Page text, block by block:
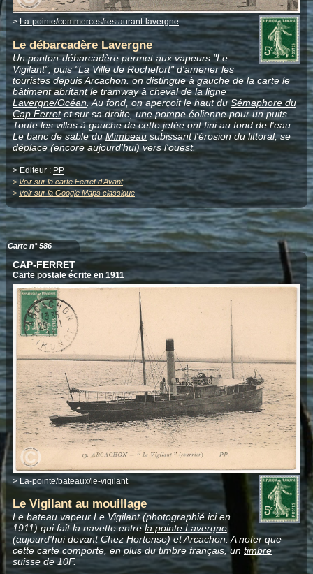
>La-pointe/commerces/restaurant-lavergne
Le débarcadère Lavergne
Un ponton-débarcadère permet aux vapeurs "Le
Vigilant", puis "La Ville de Rochefort" d'amener les
touristes depuis Arcachon. on distingue à gauche de la carte le
bâtiment abritant le tramway à cheval de la ligne
Lavergne/Océan. Au fond, on aperçoit le haut duSémaphore du
Cap Ferretet sur sa droite, une pompe éolienne pour un puits.
Toute les villas à gauche de cette jetée ont fini au fond de l'eau.
Le banc de sable duMimbeau subissant l'érosion du littoral, se
déplace (encore aujourd'hui) vers l'ouest.
> Editeur : PP
> Voir sur la carte Ferret d'Avant
> Voir sur la Google Maps classique
Carte n° 586
CAP-FERRET
Carte postale écrite en 1911
> La-pointe/bateaux/le-vigilant
Le Vigilant au mouillage
Le bateau vapeur Le Vigilant (photographié ici en
1911) qui fait la navette entrela pointe Lavergne
(aujourd'hui devant Chez Hortense) et Arcachon. A noter que
cette carte comporte, en plus du timbre français, un timbre
suisse de 10F.